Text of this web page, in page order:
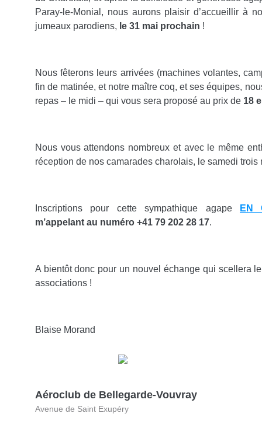
Paray-le-Monial, nous aurons plaisir d’accueillir à
jumeaux parodiens, le 31 mai prochain !
Nous fêterons leurs arrivées (machines volantes,
fin de matinée, et notre maître coq, et ses équipes,
repas – le midi – qui vous sera proposé au prix de 18
Nous vous attendons nombreux et avec le même
réception de nos camarades charolais, le samedi trois
Inscriptions pour cette sympathique agape
EN
m’appelant au numéro +41 79 202 28 17.
A bientôt donc pour un nouvel échange qui scellera
associations !
Blaise Morand
Aéroclub de Bellegarde-Vouvray
Avenue de Saint Exupéry